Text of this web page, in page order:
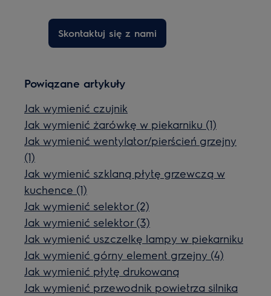
Skontaktuj się z nami
Powiązane artykuły
Jak wymienić czujnik
Jak wymienić żarówkę w piekarniku (1)
Jak wymienić wentylator/pierścień grzejny
(1)
Jak wymienić szklaną płytę grzewczą w
kuchence (1)
Jak wymienić selektor (2)
Jak wymienić selektor (3)
Jak wymienić uszczelkę lampy w piekarniku
Jak wymienić górny element grzejny (4)
Jak wymienić płytę drukowaną
Jak wymienić przewodnik powietrza silnika